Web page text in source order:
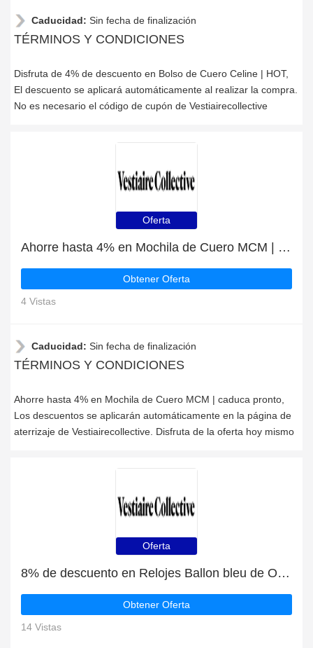
Caducidad: Sin fecha de finalización
TÉRMINOS Y CONDICIONES
Disfruta de 4% de descuento en Bolso de Cuero Celine | HOT,
El descuento se aplicará automáticamente al realizar la compra.
No es necesario el código de cupón de Vestiairecollective
Oferta
Ahorre hasta 4% en Mochila de Cuero MCM | caduca pronto
Obtener Oferta
4 Vistas
Caducidad: Sin fecha de finalización
TÉRMINOS Y CONDICIONES
Ahorre hasta 4% en Mochila de Cuero MCM | caduca pronto,
Los descuentos se aplicarán automáticamente en la página de
aterrizaje de Vestiairecollective. Disfruta de la oferta hoy mismo
Oferta
8% de descuento en Relojes Ballon bleu de Oro blanco Cartier | oferta caliente
Obtener Oferta
14 Vistas